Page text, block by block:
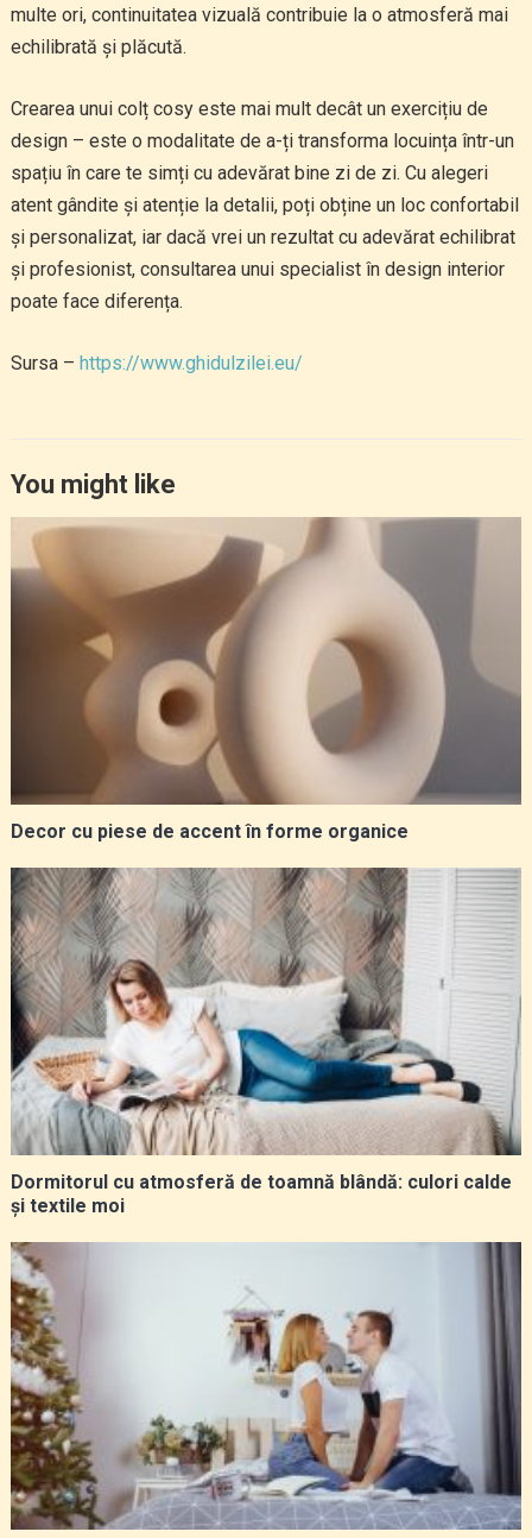
multe ori, continuitatea vizuală contribuie la o atmosferă mai
echilibrată și plăcută.
Crearea unui colț cosy este mai mult decât un exercițiu de
design – este o modalitate de a-ți transforma locuința într-un
spațiu în care te simți cu adevărat bine zi de zi. Cu alegeri
atent gândite și atenție la detalii, poți obține un loc confortabil
și personalizat, iar dacă vrei un rezultat cu adevărat echilibrat
și profesionist, consultarea unui specialist în design interior
poate face diferența.
Sursa – https://www.ghidulzilei.eu/
You might like
Decor cu piese de accent în forme organice
Dormitorul cu atmosferă de toamnă blândă: culori calde
și textile moi